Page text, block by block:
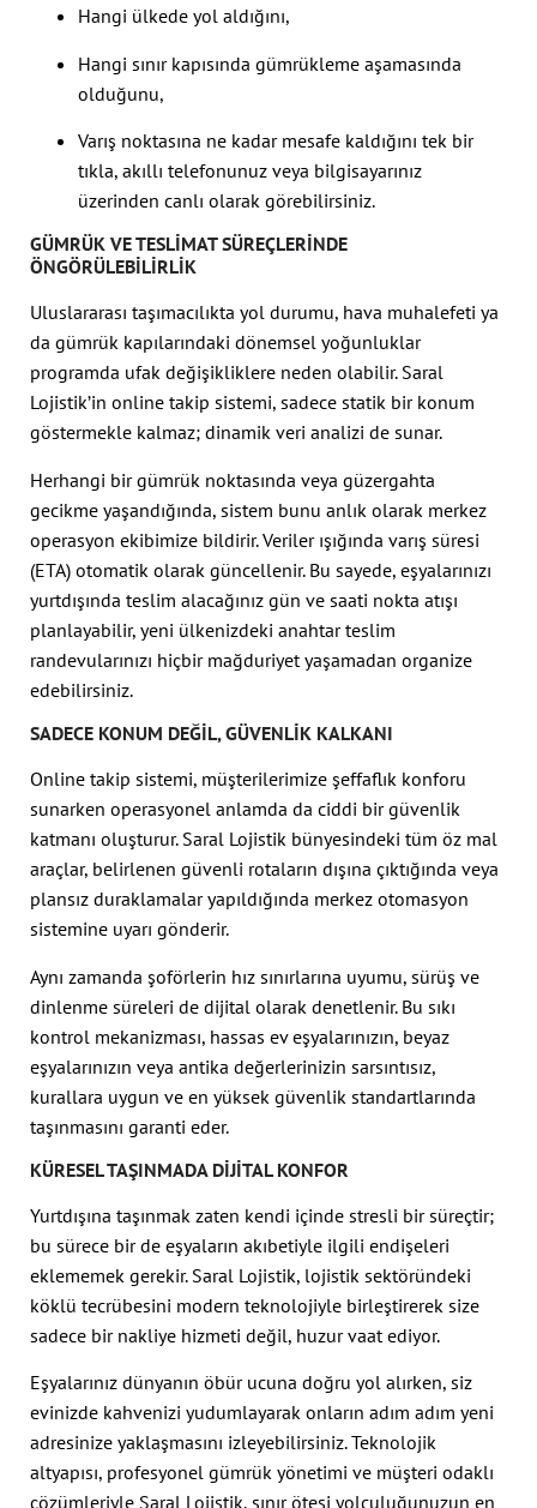
Hangi ülkede yol aldığını,
Hangi sınır kapısında gümrükleme aşamasında
olduğunu,
Varış noktasına ne kadar mesafe kaldığını tek bir
tıkla, akıllı telefonunuz veya bilgisayarınız
üzerinden canlı olarak görebilirsiniz.
GÜMRÜK VE TESLIMAT SÜREÇLERINDE
ÖNGÖRÜLEBILIRLIK
Uluslararası taşımacılıkta yol durumu, hava muhalefeti ya
da gümrük kapılarındaki dönemsel yoğunluklar
programda ufak değişikliklere neden olabilir. Saral
Lojistik’in online takip sistemi, sadece statik bir konum
göstermekle kalmaz; dinamik veri analizi de sunar.
Herhangi bir gümrük noktasında veya güzergahta
gecikme yaşandığında, sistem bunu anlık olarak merkez
operasyon ekibimize bildirir. Veriler ışığında varış süresi
(ETA) otomatik olarak güncellenir. Bu sayede, eşyalarınızı
yurtdışında teslim alacağınız gün ve saati nokta atışı
planlayabilir, yeni ülkenizdeki anahtar teslim
randevularınızı hiçbir mağduriyet yaşamadan organize
edebilirsiniz.
SADECE KONUM DEĞIL, GÜVENLIK KALKANI
Online takip sistemi, müşterilerimize şeffaflık konforu
sunarken operasyonel anlamda da ciddi bir güvenlik
katmanı oluşturur. Saral Lojistik bünyesindeki tüm öz mal
araçlar, belirlenen güvenli rotaların dışına çıktığında veya
plansız duraklamalar yapıldığında merkez otomasyon
sistemine uyarı gönderir.
Aynı zamanda şoförlerin hız sınırlarına uyumu, sürüş ve
dinlenme süreleri de dijital olarak denetlenir. Bu sıkı
kontrol mekanizması, hassas ev eşyalarınızın, beyaz
eşyalarınızın veya antika değerlerinizin sarsıntısız,
kurallara uygun ve en yüksek güvenlik standartlarında
taşınmasını garanti eder.
KÜRESEL TAŞINMADA DIJITAL KONFOR
Yurtdışına taşınmak zaten kendi içinde stresli bir süreçtir;
bu sürece bir de eşyaların akıbetiyle ilgili endişeleri
eklememek gerekir. Saral Lojistik, lojistik sektöründeki
köklü tecrübesini modern teknolojiyle birleştirerek size
sadece bir nakliye hizmeti değil, huzur vaat ediyor.
Eşyalarınız dünyanın öbür ucuna doğru yol alırken, siz
evinizde kahvenizi yudumlayarak onların adım adım yeni
adresinize yaklaşmasını izleyebilirsiniz. Teknolojik
altyapısı, profesyonel gümrük yönetimi ve müşteri odaklı
çözümleriyle Saral Lojistik, sınır ötesi yolculuğunuzun en